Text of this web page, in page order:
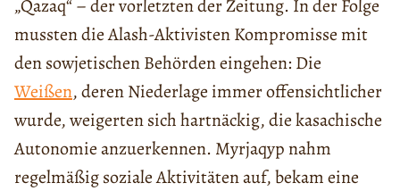
„Qazaq“ – der vorletzten der Zeitung. In der Folge
mussten die Alash-Aktivisten Kompromisse mit
den sowjetischen Behörden eingehen: Die
Weißen, deren Niederlage immer offensichtlicher
wurde, weigerten sich hartnäckig, die kasachische
Autonomie anzuerkennen. Myrjaqyp nahm
regelmäßig soziale Aktivitäten auf, bekam eine